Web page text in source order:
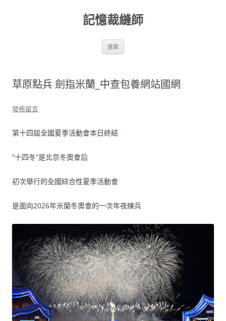
記憶裁縫師
選單
草原點兵 劍指米蘭_中查包養網站國網
發佈留言
第十四屆全國夏季活動會本日終結
“十四冬”是北京冬奧會后
初次舉行的全國綜合性夏季活動會
是面向2026年米蘭冬奧會的一次年夜練兵